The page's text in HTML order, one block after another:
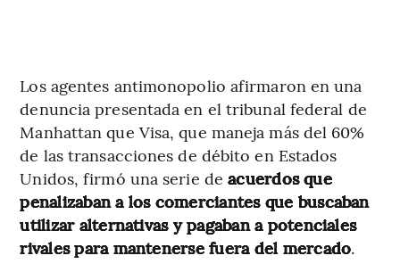
Los agentes antimonopolio afirmaron en una
denuncia presentada en el tribunal federal de
Manhattan que Visa, que maneja más del 60%
de las transacciones de débito en Estados
Unidos, firmó una serie deacuerdos que
penalizaban a los comerciantes que buscaban
utilizar alternativas y pagaban a potenciales
rivales para mantenerse fuera del mercado.